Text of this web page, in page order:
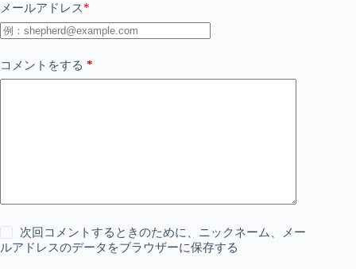
メールアドレス*
コメントをする *
次回コメントするときのために、ニックネーム、メー
ルアドレスのデータをブラウザーに保存する